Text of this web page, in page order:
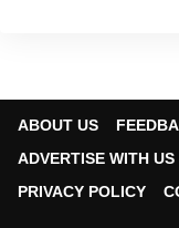
ABOUT US
ADVERTISE WITH US
PRIVACY POLICY